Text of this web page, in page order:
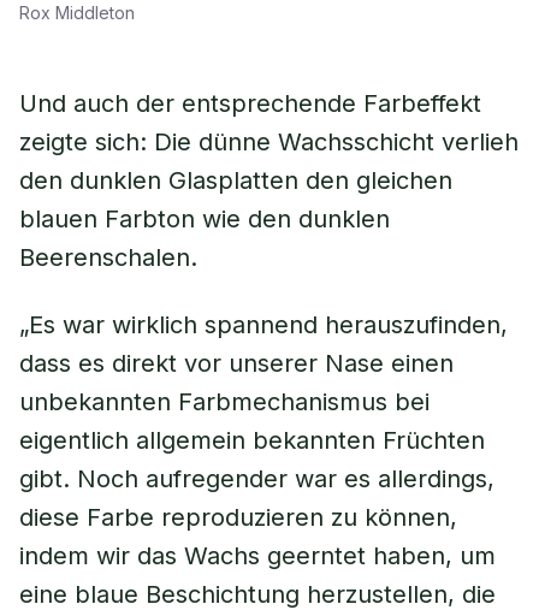
Rox Middleton
Und auch der entsprechende Farbeffekt
zeigte sich: Die dünne Wachsschicht verlieh
den dunklen Glasplatten den gleichen
blauen Farbton wie den dunklen
Beerenschalen.
„Es war wirklich spannend herauszufinden,
dass es direkt vor unserer Nase einen
unbekannten Farbmechanismus bei
eigentlich allgemein bekannten Früchten
gibt. Noch aufregender war es allerdings,
diese Farbe reproduzieren zu können,
indem wir das Wachs geerntet haben, um
eine blaue Beschichtung herzustellen, die